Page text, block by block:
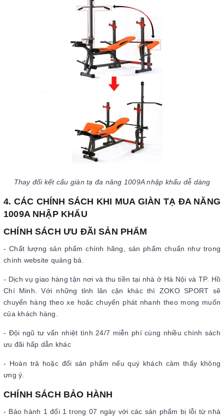
Thay đổi kết cấu giàn tạ đa năng 1009A nhập khẩu dễ dàng
4. CÁC CHÍNH SÁCH KHI MUA GIÀN TẠ ĐA NĂNG
1009A NHẬP KHẨU
CHÍNH SÁCH ƯU ĐÃI SẢN PHẨM
- Chất lượng sản phẩm chính hãng, sản phẩm chuẩn như trong
chính website quảng bá.
- Dịch vụ giao hàng tận nơi và thu tiền tại nhà ở Hà Nội và TP. Hồ
Chí Minh. Với những tỉnh lân cận khác thì ZOKO SPORT sẽ
chuyển hàng theo xe hoặc chuyển phát nhanh theo mong muốn
của khách hàng.
- Đội ngũ tư vấn nhiệt tình 24/7 miễn phí cùng nhiều chính sách
ưu đãi hấp dẫn khác
- Hoàn trả hoặc đổi sản phẩm nếu quý khách cảm thấy không
ưng ý.
CHÍNH SÁCH BẢO HÀNH
- Bảo hành 1 đổi 1 trong 07 ngày với các sản phẩm bị lỗi từ nhà